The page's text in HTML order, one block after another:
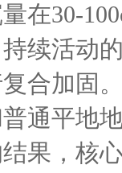
在30-
续活动
合加固
通平地
果，核